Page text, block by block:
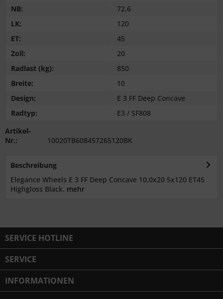
NB:
72,6
LK:
120
ET:
45
Zoll:
20
Radlast (kg):
850
Breite:
10
Design:
E 3 FF Deep Concave
Radtyp:
E3 / SF808
Artikel-
Nr.:
10020TB608457265120BK
Beschreibung
Elegance Wheels E 3 FF Deep Concave 10,0x20 5x120 ET45
Highgloss Black. mehr
SERVICE HOTLINE
SERVICE
INFORMATIONEN